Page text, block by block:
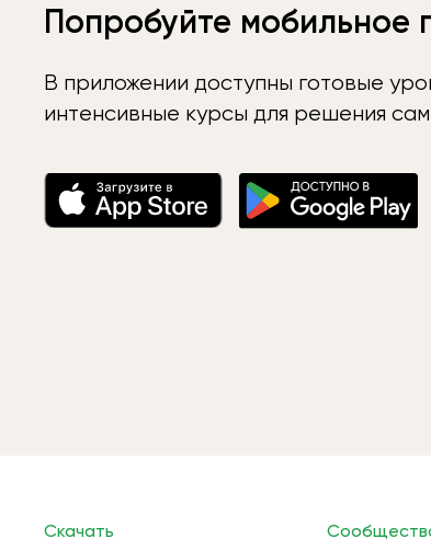
Попробуйте мобильное
В приложении доступны готовые
интенсивные курсы для решения
Скачать